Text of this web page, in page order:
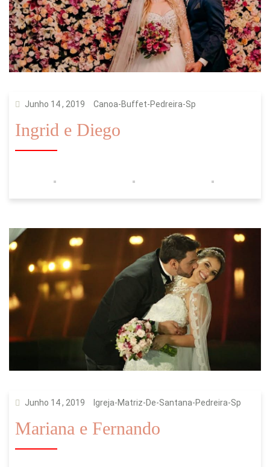
Junho 14 , 2019 Canoa-Buffet-Pedreira-Sp
Ingrid e Diego
Junho 14 , 2019 Igreja-Matriz-De-Santana-Pedreira-Sp
Mariana e Fernando